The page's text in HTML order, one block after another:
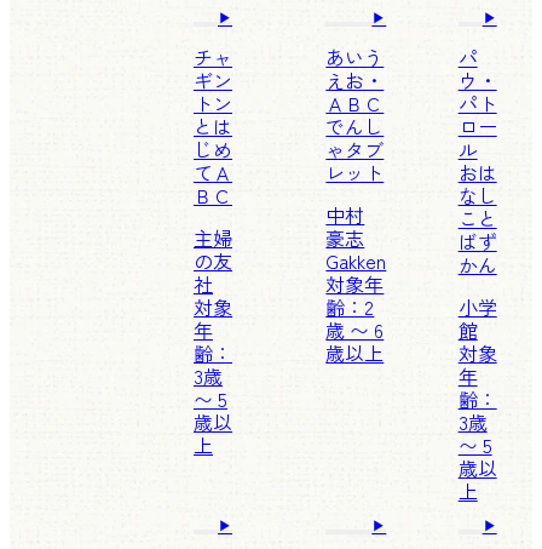
チャ
ギン
トン
とは
じめ
てＡ
ＢＣ
主婦
の友
社
対象
年
齢：
3歳
〜 5
歳以
上
あいう
えお・
ＡＢＣ
でんし
ゃタブ
レット
中村
豪志
Gakken
対象年
齢：2
歳 〜 6
歳以上
パ
ウ・
パト
ロー
ル
おは
なし
こと
ばず
かん
小学
館
対象
年
齢：
3歳
〜 5
歳以
上